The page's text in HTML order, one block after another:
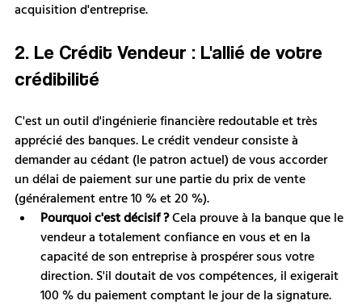
acquisition d'entreprise.
2. Le Crédit Vendeur : L'allié de votre
crédibilité
C'est un outil d'ingénierie financière redoutable et très
apprécié des banques. Le crédit vendeur consiste à
demander au cédant (le patron actuel) de vous accorder
un délai de paiement sur une partie du prix de vente
(généralement entre 10 % et 20 %).
Pourquoi c'est décisif ? Cela prouve à la banque que le
vendeur a totalement confiance en vous et en la
capacité de son entreprise à prospérer sous votre
direction. S'il doutait de vos compétences, il exigerait
100 % du paiement comptant le jour de la signature.